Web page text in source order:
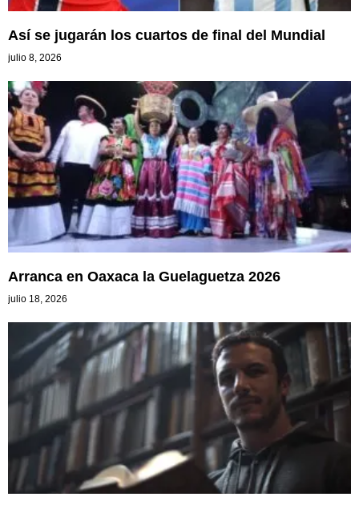
Así se jugarán los cuartos de final del Mundial
julio 8, 2026
Arranca en Oaxaca la Guelaguetza 2026
julio 18, 2026